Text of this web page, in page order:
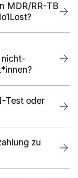
MDR/RR-TB
nicht-
Test oder
zu